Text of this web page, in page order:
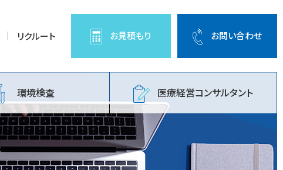
リクルート お見積もり お問い合わせ
環境検査 医療経営コンサルタント